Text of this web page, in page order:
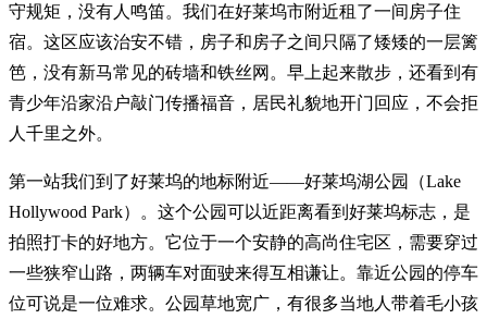
守规矩，没有人鸣笛。我们在好莱坞市附近租了一间房子住
宿。这区应该治安不错，房子和房子之间只隔了矮矮的一层篱
笆，没有新马常见的砖墙和铁丝网。早上起来散步，还看到有
青少年沿家沿户敲门传播福音，居民礼貌地开门回应，不会拒
人千里之外。
第一站我们到了好莱坞的地标附近——好莱坞湖公园（Lake
Hollywood Park）。这个公园可以近距离看到好莱坞标志，是
拍照打卡的好地方。它位于一个安静的高尚住宅区，需要穿过
一些狭窄山路，两辆车对面驶来得互相谦让。靠近公园的停车
位可说是一位难求。公园草地宽广，有很多当地人带着毛小孩